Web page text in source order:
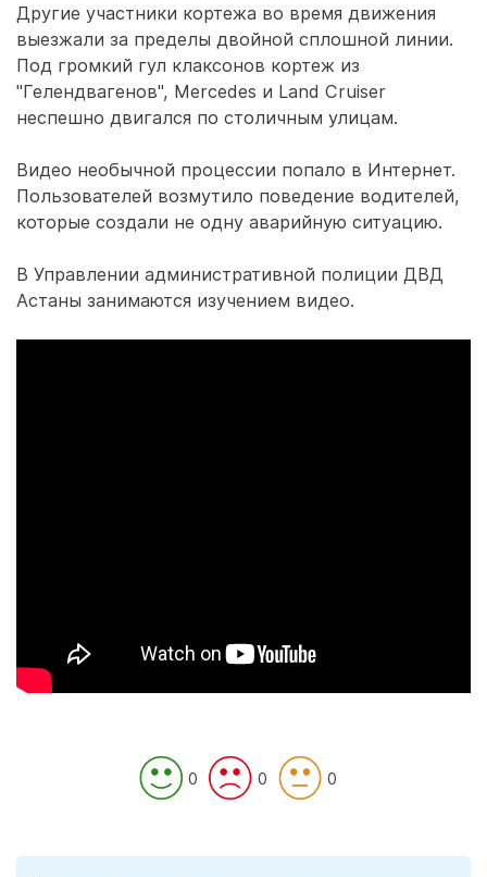
Другие участники кортежа во время движения
выезжали за пределы двойной сплошной линии.
Под громкий гул клаксонов кортеж из
"Гелендвагенов", Mercedes и Land Cruiser
неспешно двигался по столичным улицам.
Видео необычной процессии попало в Интернет.
Пользователей возмутило поведение водителей,
которые создали не одну аварийную ситуацию.
В Управлении административной полиции ДВД
Астаны занимаются изучением видео.
0 0 0